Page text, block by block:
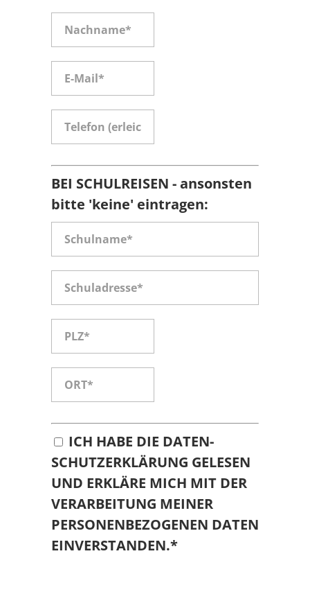
BEI SCHULREISEN - ansonsten
bitte 'keine' eintragen:
ICH HABE DIE DATEN­
SCHUTZ­ER­KLÄ­RUNG GELESEN
UND ERKLÄRE MICH MIT DER
VERARBEITUNG MEINER
PERSONENBEZOGENEN DATEN
EINVERSTANDEN.*